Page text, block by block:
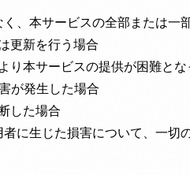
、本サービスの全部または一
更新を行う場合
り本サービスの提供が困難とな
が発生した場合
した場合
に生じた損害について、一切